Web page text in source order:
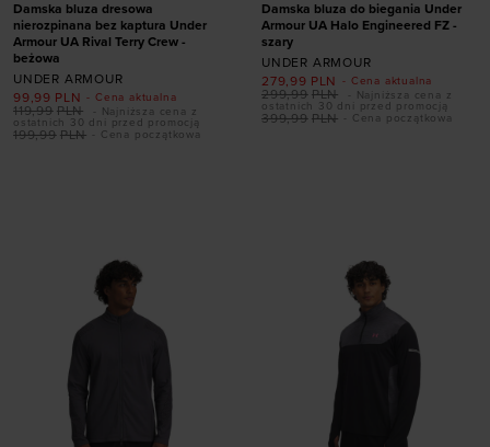
Dodaj produkt w
rozmiarze
Damska bluza dresowa
nierozpinana bez kaptura Under
Armour UA Rival Terry Crew -
beżowa
UNDER ARMOUR
- Cena aktualna
99,99 PLN
- Cena początkowa
199,99 PLN
119,99 PLN
- Najniższa cena z
ostatnich 30 dni przed promocją
Damska bluza do biegania Under
Armour UA Halo Engineered FZ -
szary
UNDER ARMOUR
- Cena aktualna
279,99 PLN
- Cena początkowa
399,99 PLN
299,99 PLN
- Najniższa cena z
ostatnich 30 dni przed promocją